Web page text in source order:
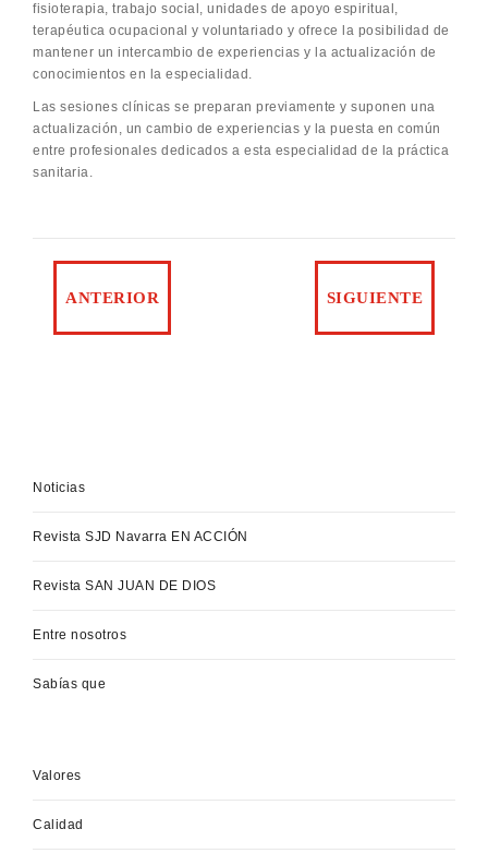
fisioterapia, trabajo social, unidades de apoyo espiritual,
terapéutica ocupacional y voluntariado y ofrece la posibilidad de
mantener un intercambio de experiencias y la actualización de
conocimientos en la especialidad.
Las sesiones clínicas se preparan previamente y suponen una
actualización, un cambio de experiencias y la puesta en común
entre profesionales dedicados a esta especialidad de la práctica
sanitaria.
Noticias
Revista SJD Navarra EN ACCIÓN
Revista SAN JUAN DE DIOS
Entre nosotros
Sabías que
Valores
Calidad